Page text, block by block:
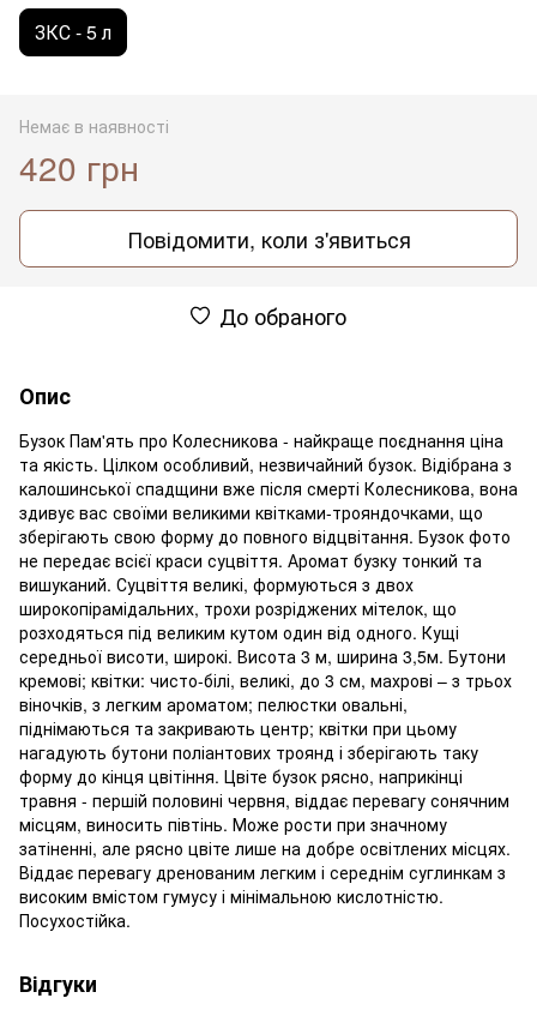
ЗКС - 5 л
Немає в наявності
420 грн
Повідомити, коли з'явиться
До обраного
Опис
Бузок Пам'ять про Колесникова - найкраще поєднання ціна
та якість. Цілком особливий, незвичайний бузок. Відібрана з
калошинської спадщини вже після смерті Колесникова, вона
здивує вас своїми великими квітками-трояндочками, що
зберігають свою форму до повного відцвітання. Бузок фото
не передає всієї краси суцвіття. Аромат бузку тонкий та
вишуканий. Суцвіття великі, формуються з двох
широкопірамідальних, трохи розріджених мітелок, що
розходяться під великим кутом один від одного. Кущі
середньої висоти, широкі. Висота 3 м, ширина 3,5м. Бутони
кремові; квітки: чисто-білі, великі, до 3 см, махрові – з трьох
віночків, з легким ароматом; пелюстки овальні,
піднімаються та закривають центр; квітки при цьому
нагадують бутони поліантових троянд і зберігають таку
форму до кінця цвітіння. Цвіте бузок рясно, наприкінці
травня - першій половині червня, віддає перевагу сонячним
місцям, виносить півтінь. Може рости при значному
затіненні, але рясно цвіте лише на добре освітлених місцях.
Віддає перевагу дренованим легким і середнім суглинкам з
високим вмістом гумусу і мінімальною кислотністю.
Посухостійка.
Відгуки